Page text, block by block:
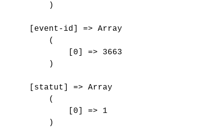
        )
    [event-id] => Array
        (
            [0] => 3663
        )
    [statut] => Array
        (
            [0] => 1
        )